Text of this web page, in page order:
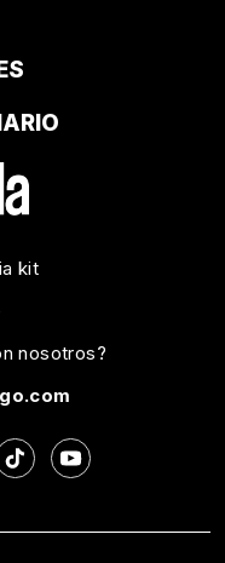
kit
nosotros?